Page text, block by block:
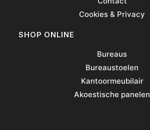
Cookies & Privacy
SHOP ONLINE
Bureaus
Bureaustoelen
Kantoormeubilair
Akoestische panelen